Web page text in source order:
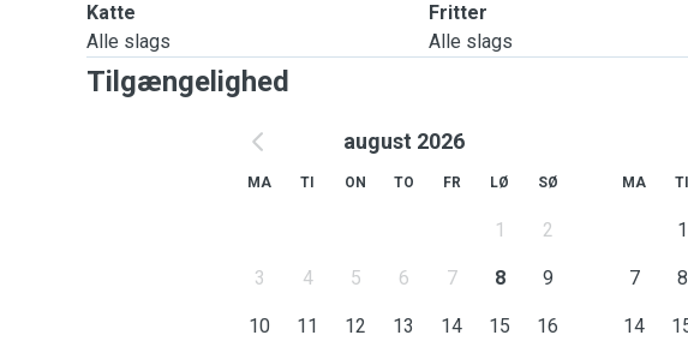
Katte
Alle slags
Fritter
Alle slags
Tilgængelighed
august 2026
MA TI ON TO FR LØ SØ
1 2
3 4 5 6 7 8 9
10 11 12 13 14 15 16
MA TI
1
7 8
14